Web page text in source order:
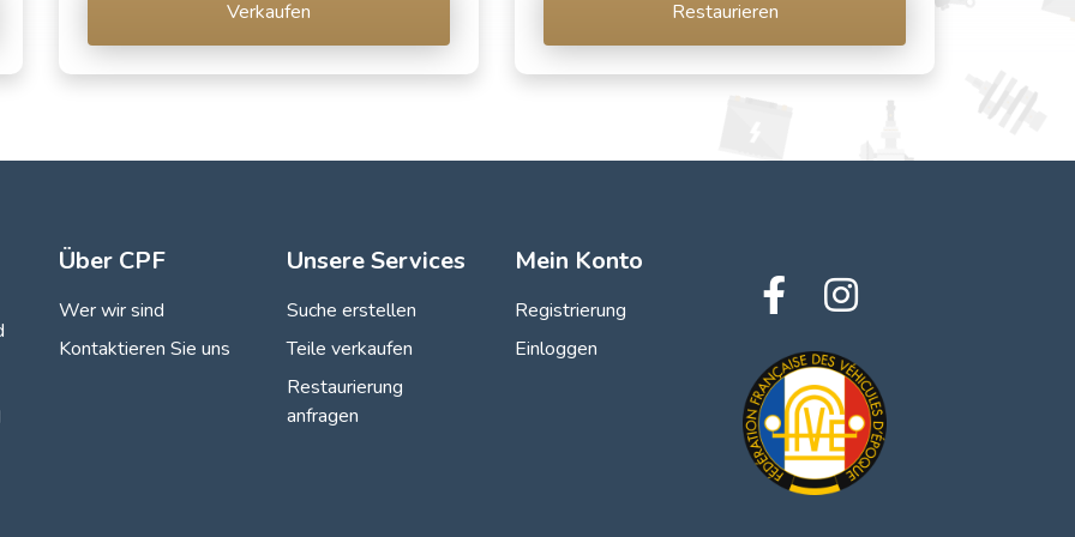
Verkaufen Restaurieren
Über CPF
Wer wir sind
Kontaktieren Sie uns
Unsere Services
Suche erstellen
Teile verkaufen
Restaurierung
anfragen
Mein Konto
Registrierung
Einloggen